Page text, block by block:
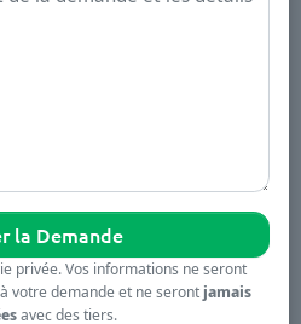
privée. Vos informations ne seront
votre demande et ne seront jamais
avec des tiers.